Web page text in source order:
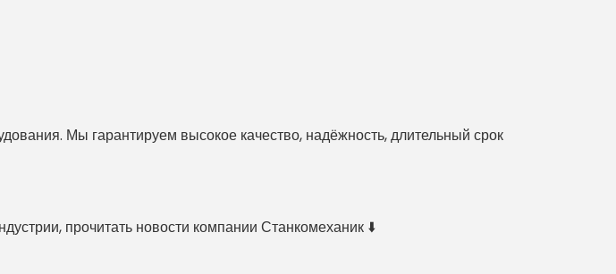
Мы гарантируем высокое качество, надёжность, длительный срок
прочитать новости компании Станкомеханик ⬇️